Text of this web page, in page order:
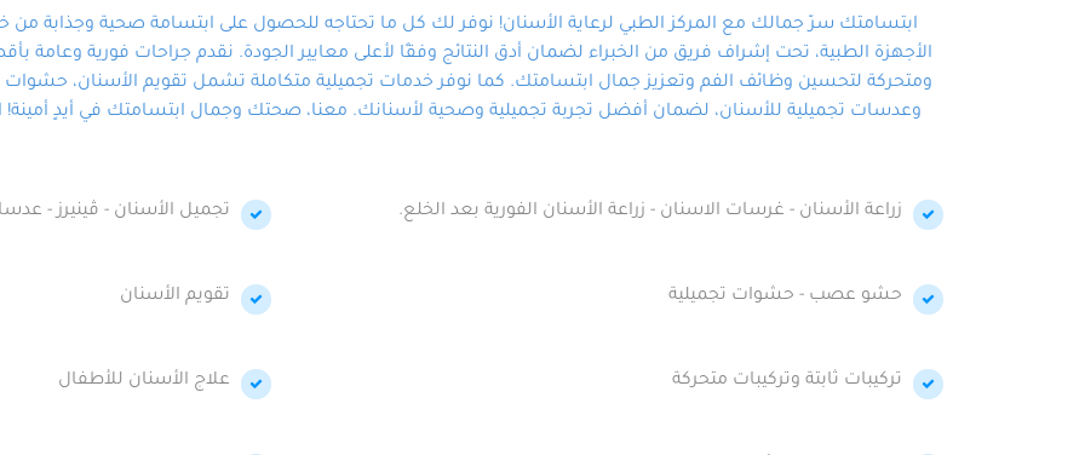
ابتسامتك سرّ جمالك مع المركز الطبي لرعاية الأسنان! نوفر لك كل ما تحتاجه للحصول على ابتسامة صحية وجذابة
الأجهزة الطبية، تحت إشراف فريق من الخبراء لضمان أدق النتائج وفقًا لأعلى معايير الجودة. نقدم جراحات فورية وعامة
ومتحركة لتحسين وظائف الفم وتعزيز جمال ابتسامتك. كما نوفر خدمات تجميلية متكاملة تشمل تقويم الأسنان، حشوات
وعدسات تجميلية للأسنان، لضمان أفضل تجربة تجميلية وصحية لأسنانك. معنا، صحتك وجمال ابتسامتك في أيدٍ أمينة!
زراعة الأسنان - غرسات الاسنان - زراعة الأسنان الفورية بعد الخلع. تجميل الأسنان - ڤينيرز -
حشو عصب - حشوات تجميلية تقويم الأسنان
تركيبات ثابتة وتركيبات متحركة علاج الأسنان للأطفال